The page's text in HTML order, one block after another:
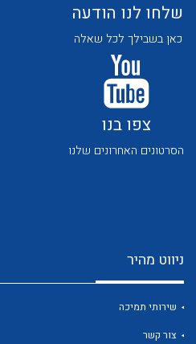
שלחו לנו הודעה
כאן בשבילך לכל שאלה
צפו בנו
הסרטונים האחרונים שלנו
ניווט מהיר
שירותי תמיכה
צור קשר